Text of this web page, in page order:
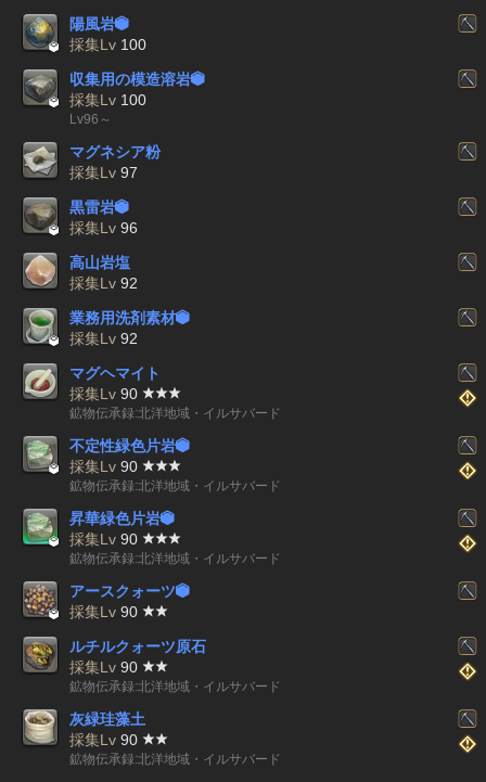

陽風岩
採集Lv 100

収集用の模造溶岩
採集Lv 100
Lv96～
マグネシア粉
採集Lv 97

黒雷岩
採集Lv 96
高山岩塩
採集Lv 92

業務用洗剤素材
採集Lv 92
マグヘマイト
採集Lv 90
鉱物伝承録:北洋地域・イルサバード

不定性緑色片岩
採集Lv 90
鉱物伝承録:北洋地域・イルサバード

昇華緑色片岩
採集Lv 90
鉱物伝承録:北洋地域・イルサバード

アースクォーツ
採集Lv 90
ルチルクォーツ原石
採集Lv 90
鉱物伝承録:北洋地域・イルサバード
灰緑珪藻土
採集Lv 90
鉱物伝承録:北洋地域・イルサバード